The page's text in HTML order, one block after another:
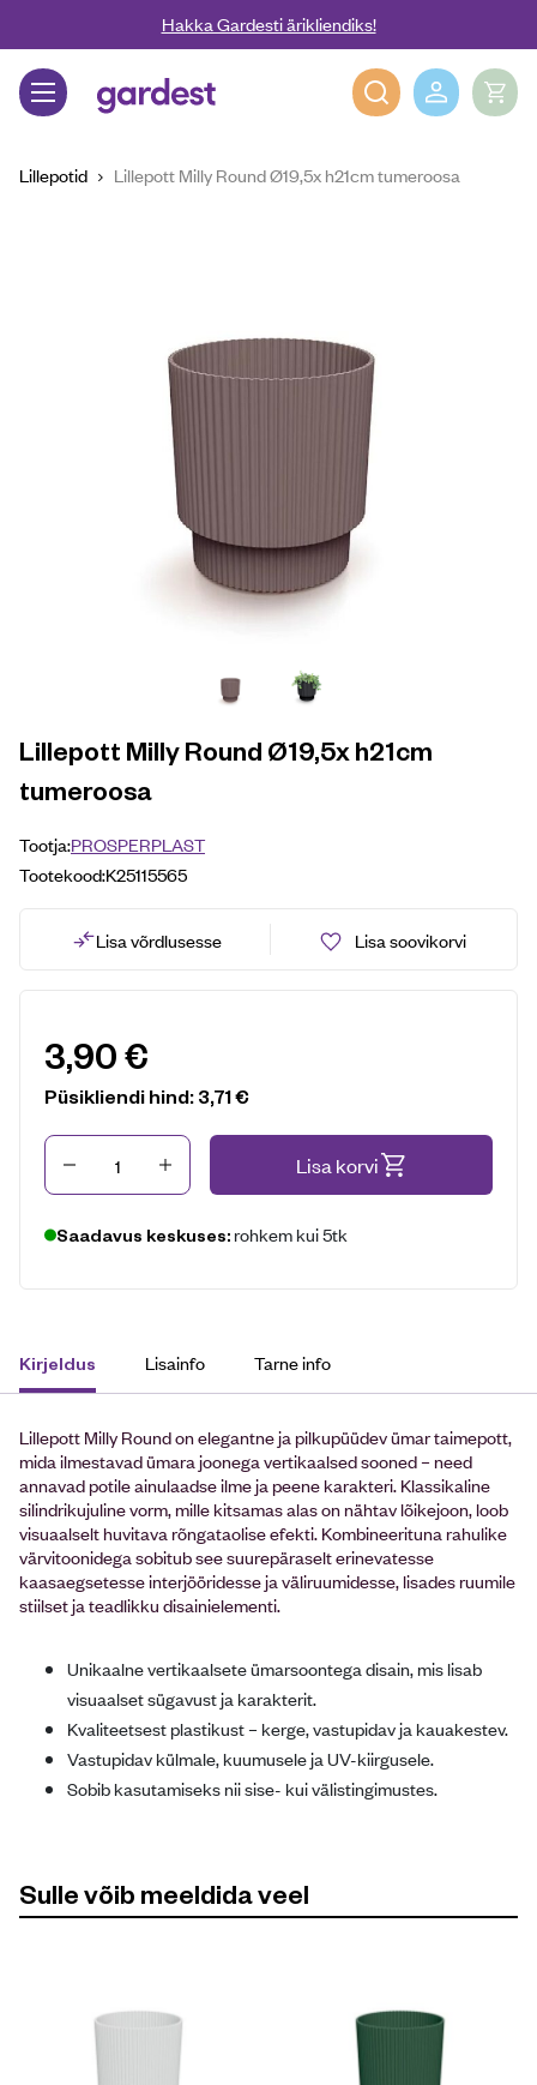
Liigu edasi põhisisu juurdeHakka Gardesti ärikliendiks!
Gardest
Lillepotid Lillepott Milly Round Ø19,5x h21cm tumeroosa
Lillepott Milly Round Ø19,5x h21cm
tumeroosa
Tootja:PROSPERPLAST
Tootekood:K25115565
Lisa võrdlusesse Lisa soovikorvi
3,90€
Püsikliendi hind:3,71€
Kogus Lisa korvi
Saadavus keskuses: rohkem kui 5tk
Kirjeldus Lisainfo Tarne info
Lillepott Milly Round on elegantne ja pilkupüüdev ümar taimepott,
mida ilmestavad ümara joonega vertikaalsed sooned – need
annavad potile ainulaadse ilme ja peene karakteri. Klassikaline
silindrikujuline vorm, mille kitsamas alas on nähtav lõikejoon, loob
visuaalselt huvitava rõngataolise efekti. Kombineerituna rahulike
värvitoonidega sobitub see suurepäraselt erinevatesse
kaasaegsetesse interjööridesse ja väliruumidesse, lisades ruumile
stiilset ja teadlikku disainielementi.
Unikaalne vertikaalsete ümarsoontega disain, mis lisab
visuaalset sügavust ja karakterit.
Kvaliteetsest plastikust – kerge, vastupidav ja kauakestev.
Vastupidav külmale, kuumusele ja UV-kiirgusele.
Sobib kasutamiseks nii sise- kui välistingimustes.
Sulle võib meeldida veel